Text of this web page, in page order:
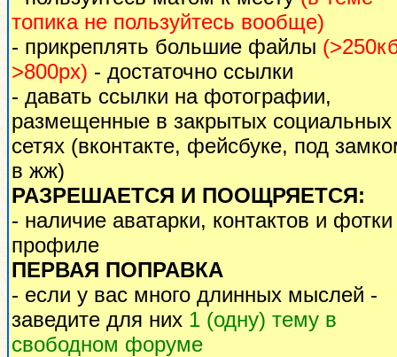
топика не пользуйтесь вообще)
- прикреплять большие файлы
>800px) - достаточно ссылки
- давать ссылки на фотографии,
размещенные в закрытых социальных
сетях (вконтакте, фейсбуке, под
в жж)
РАЗРЕШАЕТСЯ И ПООЩРЯЕТСЯ:
- наличие аватарки, контактов и
профиле
ПЕРВАЯ ПОПРАВКА
- если у вас много длинных мыслей -
заведите для них 1 (одну) тему в
свободном форуме